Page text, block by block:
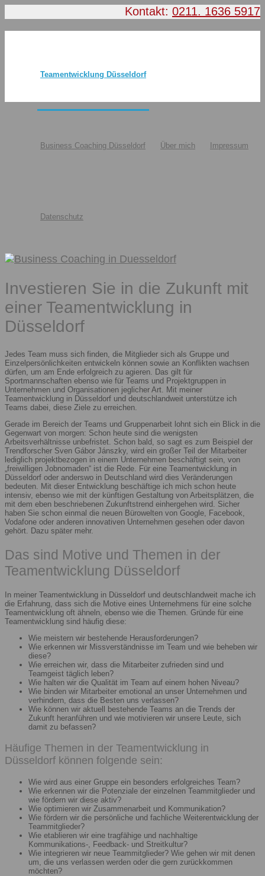
Kontakt: 0211. 1636 5917
Teamentwicklung Düsseldorf
Business Coaching Düsseldorf Über mich Impressum
Datenschutz
Investieren Sie in die Zukunft mit
einer Teamentwicklung in
Düsseldorf
Jedes Team muss sich finden, die Mitglieder sich als Gruppe und
Einzelpersönlichkeiten entwickeln können sowie an Konflikten wachsen
dürfen, um am Ende erfolgreich zu agieren. Das gilt für
Sportmannschaften ebenso wie für Teams und Projektgruppen in
Unternehmen und Organisationen jeglicher Art. Mit meiner
Teamentwicklung in Düsseldorf und deutschlandweit unterstütze ich
Teams dabei, diese Ziele zu erreichen.
Gerade im Bereich der Teams und Gruppenarbeit lohnt sich ein Blick in die
Gegenwart von morgen: Schon heute sind die wenigsten
Arbeitsverhältnisse unbefristet. Schon bald, so sagt es zum Beispiel der
Trendforscher Sven Gábor Jánszky, wird ein großer Teil der Mitarbeiter
lediglich projektbezogen in einem Unternehmen beschäftigt sein, von
„freiwilligen Jobnomaden“ ist die Rede. Für eine Teamentwicklung in
Düsseldorf oder anderswo in Deutschland wird dies Veränderungen
bedeuten. Mit dieser Entwicklung beschäftige ich mich schon heute
intensiv, ebenso wie mit der künftigen Gestaltung von Arbeitsplätzen, die
mit dem eben beschriebenen Zukunftstrend einhergehen wird. Sicher
haben Sie schon einmal die neuen Bürowelten von Google, Facebook,
Vodafone oder anderen innovativen Unternehmen gesehen oder davon
gehört. Dazu später mehr.
Das sind Motive und Themen in der
Teamentwicklung Düsseldorf
In meiner Teamentwicklung in Düsseldorf und deutschlandweit mache ich
die Erfahrung, dass sich die Motive eines Unternehmens für eine solche
Teamentwicklung oft ähneln, ebenso wie die Themen. Gründe für eine
Teamentwicklung sind häufig diese:
Wie meistern wir bestehende Herausforderungen?
Wie erkennen wir Missverständnisse im Team und wie beheben wir
diese?
Wie erreichen wir, dass die Mitarbeiter zufrieden sind und
Teamgeist täglich leben?
Wie halten wir die Qualität im Team auf einem hohen Niveau?
Wie binden wir Mitarbeiter emotional an unser Unternehmen und
verhindern, dass die Besten uns verlassen?
Wie können wir aktuell bestehende Teams an die Trends der
Zukunft heranführen und wie motivieren wir unsere Leute, sich
damit zu befassen?
Häufige Themen in der Teamentwicklung in
Düsseldorf können folgende sein:
Wie wird aus einer Gruppe ein besonders erfolgreiches Team?
Wie erkennen wir die Potenziale der einzelnen Teammitglieder und
wie fördern wir diese aktiv?
Wie optimieren wir Zusammenarbeit und Kommunikation?
Wie fördern wir die persönliche und fachliche Weiterentwicklung der
Teammitglieder?
Wie etablieren wir eine tragfähige und nachhaltige
Kommunikations-, Feedback- und Streitkultur?
Wie integrieren wir neue Teammitglieder? Wie gehen wir mit denen
um, die uns verlassen werden oder die gern zurückkommen
möchten?